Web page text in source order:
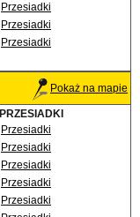
Przesiadki
Przesiadki
Przesiadki
Pokaż na mapie
PRZESIADKI
Przesiadki
Przesiadki
Przesiadki
Przesiadki
Przesiadki